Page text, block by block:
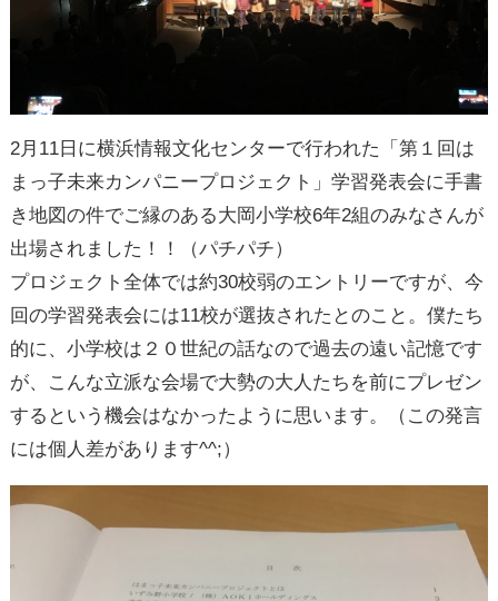
2月11日に横浜情報文化センターで行われた「第１回は
まっ子未来カンパニープロジェクト」学習発表会に手書
き地図の件でご縁のある大岡小学校6年2組のみなさんが
出場されました！！（パチパチ）
プロジェクト全体では約30校弱のエントリーですが、今
回の学習発表会には11校が選抜されたとのこと。僕たち
的に、小学校は２０世紀の話なので過去の遠い記憶です
が、こんな立派な会場で大勢の大人たちを前にプレゼン
するという機会はなかったように思います。（この発言
には個人差があります^^;）